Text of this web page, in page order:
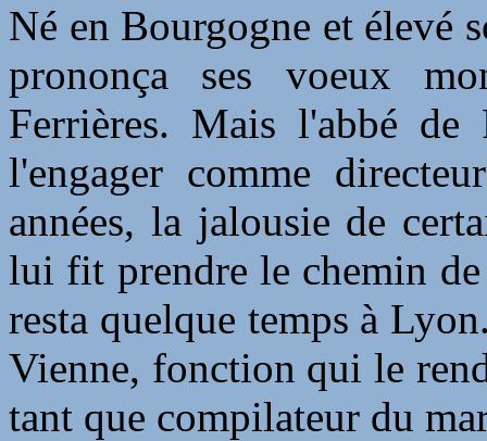
Né en Bourgogne et élevé
prononça ses voeux
Ferrières. Mais l'abbé de
l'engager comme
années, la jalousie de
lui fit prendre le chemin
resta quelque temps à
Vienne, fonction qui le
tant que compilateur du